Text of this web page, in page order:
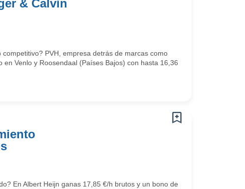
& Calvin
PVH, empresa detrás de marcas como
Venlo y Roosendaal (Países Bajos) con hasta 16,36
En Albert Heijn ganas 17,85 €/h brutos y un bono de